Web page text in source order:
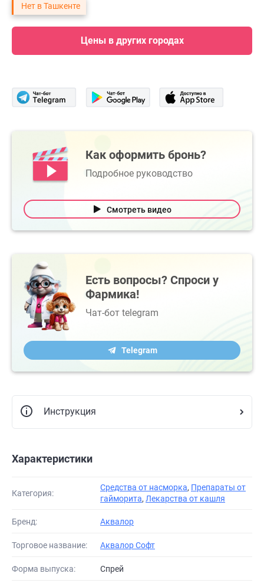
Нет в Ташкенте
Цены в других городах
Как оформить бронь?
Подробное руководство
Смотреть видео
Есть вопросы? Спроси у
Фармика!
Чат-бот telegram
Telegram
Инструкция
Характеристики
Категория:
Средства от насморка, Препараты от
гайморита, Лекарства от кашля
Бренд: Аквалор
Торговое название: Аквалор Софт
Форма выпуска: Спрей